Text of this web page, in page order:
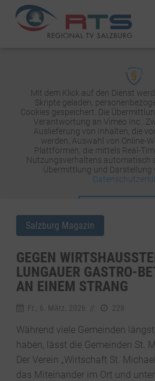
Mit dem Klick auf den Dienst
Skripte geladen,
Cookies gespeichert. Die
Verantwortung an Vimeo Inc..
Auslieferung von Inhalten, die
werden, Auswahl von Online-
Plattformen, die mittels Real-
Nutzungsverhaltens automatisch
Übermittlung und Darstellung
Salzburg Magazin
GEGEN
LUNGAUER GASTRO-
AN EINEM STRANG
Fr., 6. März. 2026 228
Während viele Gemeinden
haben, lässt die Gemeinden St.
Der Verein „Wirtschaft St.
das Miteinander im Ort und